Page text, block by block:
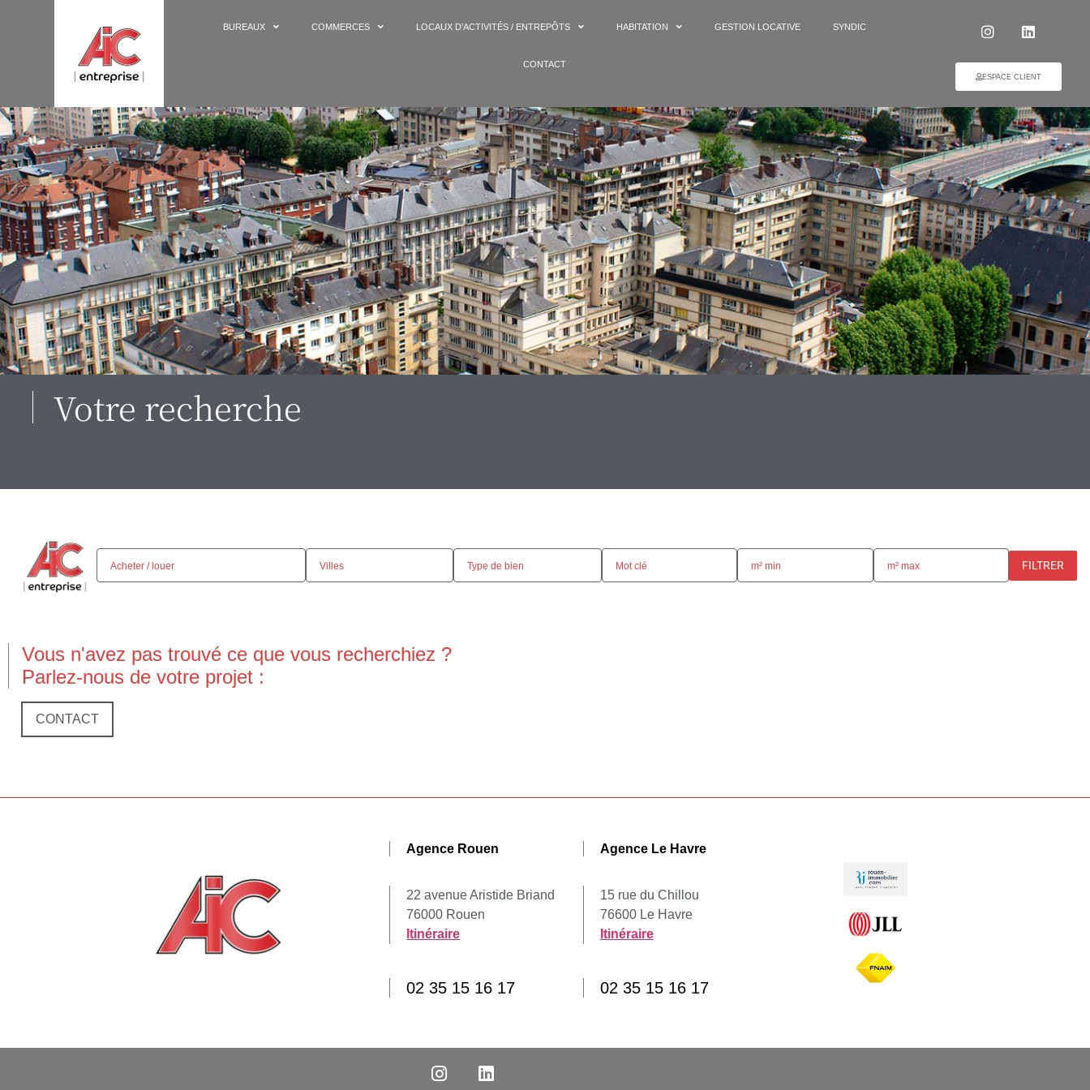
BUREAUX COMMERCES LOCAUX D’ACTIVITÉS / ENTREPÔTS HABITATION GESTION LOCATIVE SYNDIC
CONTACT
ESPACE CLIENT
Votre recherche
FILTRER
Vous n'avez pas trouvé ce que vous recherchiez ?
Parlez-nous de votre projet :
CONTACT
Agence Rouen
22 avenue Aristide Briand
76000 Rouen
Itinéraire
02 35 15 16 17
Agence Le Havre
15 rue du Chillou
76600 Le Havre
Itinéraire
02 35 15 16 17